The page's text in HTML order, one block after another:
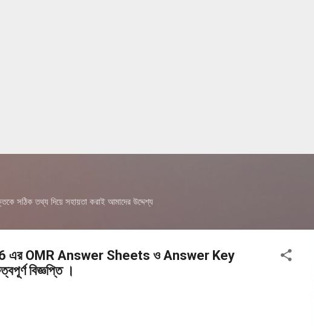
সঠিক তথ্য দিয়ে সহায়তা করাই আমাদের উদ্দেশ্য
এর OMR Answer Sheets ও Answer Key
বিজ্ঞপ্তি ।